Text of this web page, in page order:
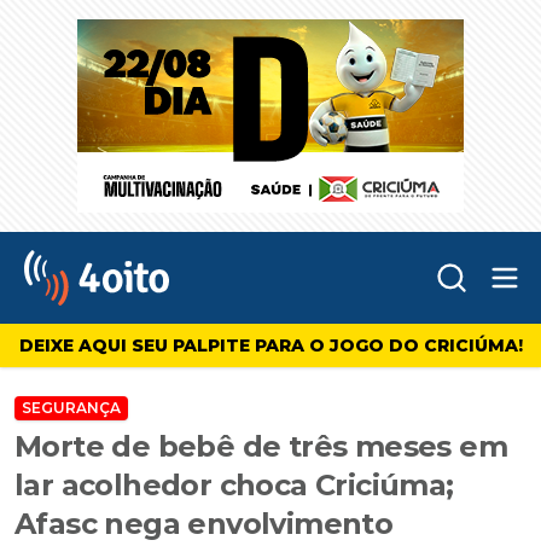
4oito
DEIXE AQUI SEU PALPITE PARA O JOGO DO CRICIÚMA!
SEGURANÇA
Morte de bebê de três meses em
lar acolhedor choca Criciúma;
Afasc nega envolvimento